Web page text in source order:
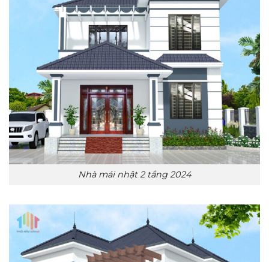
Nhà mái nhật 2 tầng 2024